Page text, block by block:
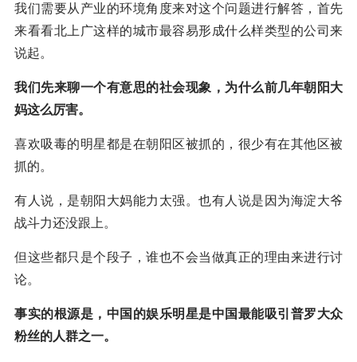
我们需要从产业的环境角度来对这个问题进行解答，首先
来看看北上广这样的城市最容易形成什么样类型的公司来
说起。
我们先来聊一个有意思的社会现象，为什么前几年朝阳大
妈这么厉害。
喜欢吸毒的明星都是在朝阳区被抓的，很少有在其他区被
抓的。
有人说，是朝阳大妈能力太强。也有人说是因为海淀大爷
战斗力还没跟上。
但这些都只是个段子，谁也不会当做真正的理由来进行讨
论。
事实的根源是，中国的娱乐明星是中国最能吸引普罗大众
粉丝的人群之一。